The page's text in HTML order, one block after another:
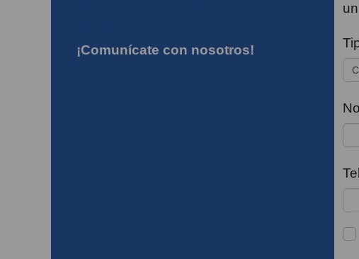
¡Comunícate con nosotros!